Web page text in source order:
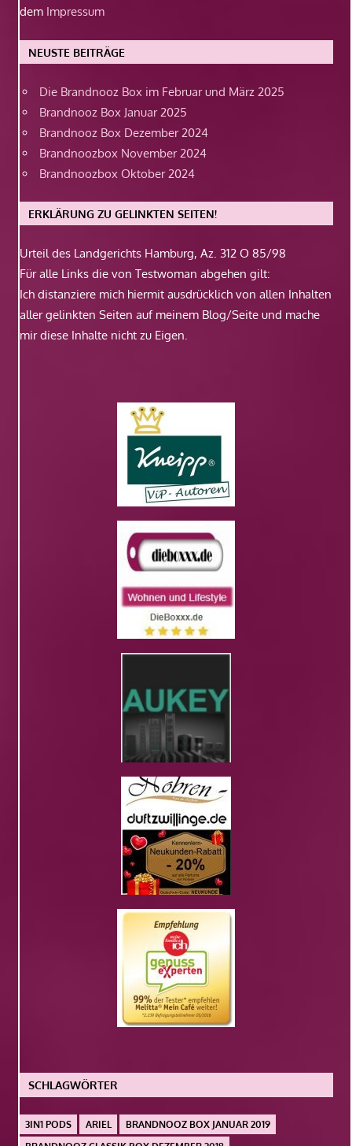
dem Impressum
NEUSTE BEITRÄGE
Die Brandnooz Box im Februar und März 2025
Brandnooz Box Januar 2025
Brandnooz Box Dezember 2024
Brandnoozbox November 2024
Brandnoozbox Oktober 2024
ERKLÄRUNG ZU GELINKTEN SEITEN!
Urteil des Landgerichts Hamburg, Az. 312 O 85/98
Für alle Links die von Testwoman abgehen gilt:
Ich distanziere mich hiermit ausdrücklich von allen Inhalten
aller gelinkten Seiten auf meinem Blog/Seite und mache
mir diese Inhalte nicht zu Eigen.
SCHLAGWÖRTER
3IN1 PODS ARIEL
BRANDNOOZ BOX JANUAR 2019